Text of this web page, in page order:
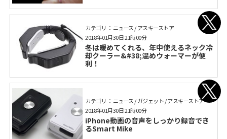
カテゴリ： ニュース / アスキーストア
冬は暖めてくれる、年中使えるネック冷
却クーラー&#38;温めウォーマーが便
利！
2018年01月30日 21時00分
カテゴリ： ニュース / ガジェット / アスキーストア
iPhone動画の音声をしっかり録音でき
るSmart Mike
2018年01月30日 21時00分